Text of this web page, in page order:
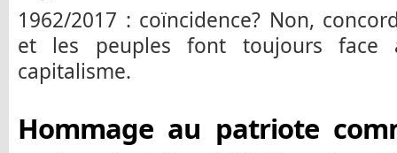
1962/2017 : coïncidence? Non,
et les peuples font toujours
capitalisme.
Hommage au patriote